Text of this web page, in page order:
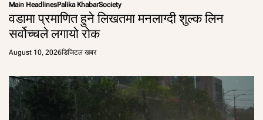
Main HeadlinesPalika KhabarSociety
वडामा प्रमाणित हुने लिखतमा मनलाग्दी शुल्क लिन
सर्वोच्चले लगायो रोक
August 10, 2026डिजिटल खबर